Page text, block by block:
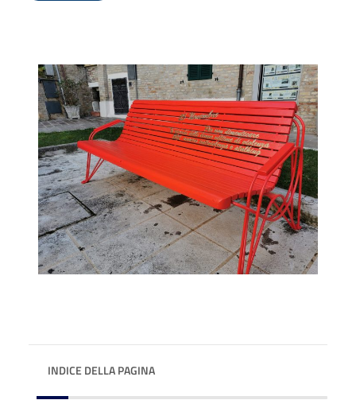
INDICE DELLA PAGINA